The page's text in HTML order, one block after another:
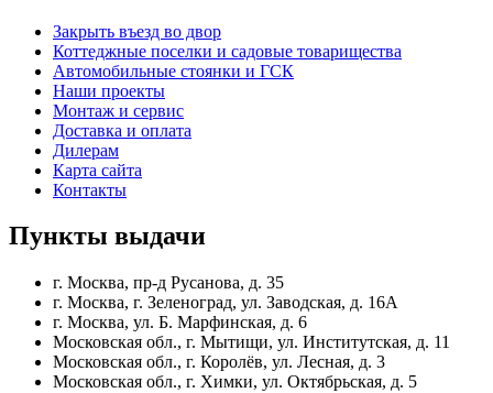
Закрыть въезд во двор
Коттеджные поселки и садовые товарищества
Автомобильные стоянки и ГСК
Наши проекты
Монтаж и сервис
Доставка и оплата
Дилерам
Карта сайта
Контакты
Пункты выдачи
г. Москва, пр-д Русанова, д. 35
г. Москва, г. Зеленоград, ул. Заводская, д. 16А
г. Москва, ул. Б. Марфинская, д. 6
Московская обл., г. Мытищи, ул. Институтская, д. 11
Московская обл., г. Королёв, ул. Лесная, д. 3
Московская обл., г. Химки, ул. Октябрьская, д. 5